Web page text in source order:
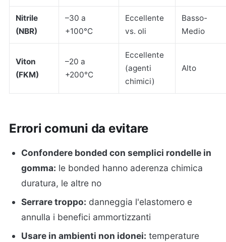
Nitrile
(NBR)
–30 a
+100°C
Eccellente
vs. oli
Basso-
Medio
Viton
(FKM)
–20 a
+200°C
Eccellente
(agenti
chimici)
Alto
Errori comuni da evitare
Confondere bonded con semplici rondelle in
gomma: le bonded hanno aderenza chimica
duratura, le altre no
Serrare troppo: danneggia l'elastomero e
annulla i benefici ammortizzanti
Usare in ambienti non idonei: temperature